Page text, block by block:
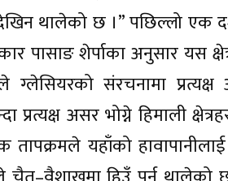
थालेको छ ।” पछिल्लो एक
पासाङ शेर्पाका अनुसार यस
ग्लेसियरको संरचनामा
प्रत्यक्ष असर भोग्ने हिमाली
तापक्रमले यहाँको